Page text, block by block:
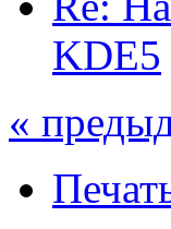
KDE5
«